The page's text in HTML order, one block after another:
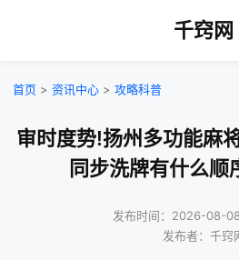
千窍网
首页 > 资讯中心 > 攻略科普
审时度势!扬州多功能麻
同步洗牌有什么顺
发布时间：2026-08-
发布者：千窍